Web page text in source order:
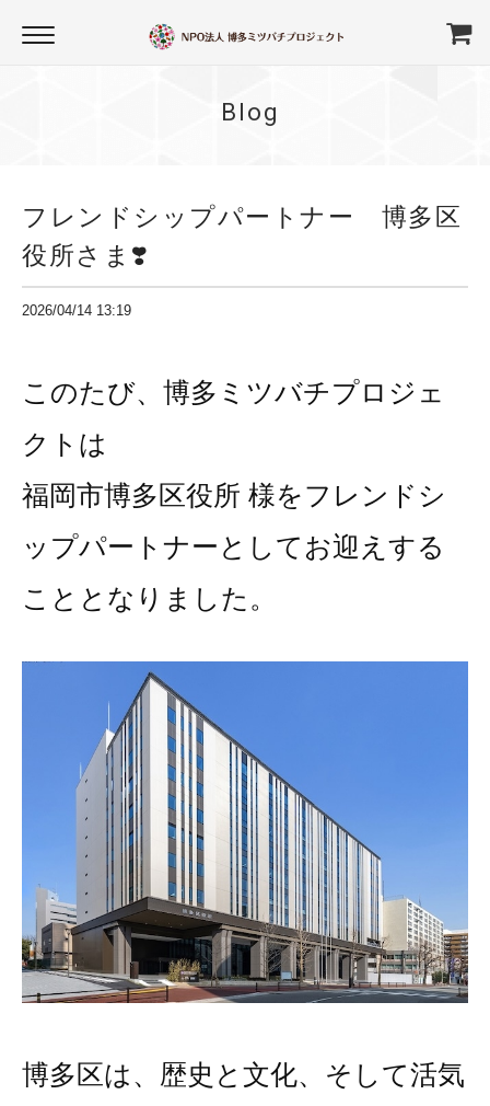
Blog
フレンドシップパートナー 博多区
役所さま❣️
2026/04/14 13:19
このたび、博多ミツバチプロジェ
クトは
福岡市博多区役所 様をフレンドシ
ップパートナーとしてお迎えする
こととなりました。
博多区は、歴史と文化、そして活気